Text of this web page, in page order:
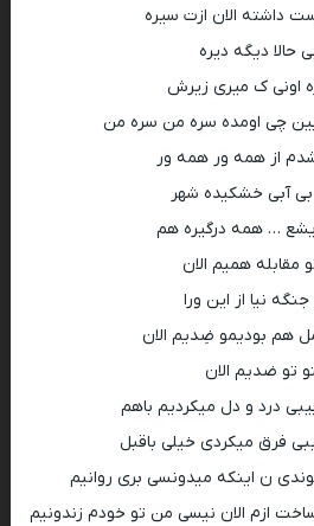
داشته الان ازت سیره
حالا دیگه دیره
اونی ک میری زیرش
چی اومده سره من سره من
از همه ور همه ور
بی آبی خشکیده شهر
… همه درگیره هم
مقابله همیم الان
نیا از این ورا
هم بودیمو ضِدیم الان
تو ضدیم الان
درد و دل میکردیم باهم
فرق میکردی خیلی باقبل
ن اینکه میدونسی بری روانیم
ازم الان نیسی من تو خودم زندونیم